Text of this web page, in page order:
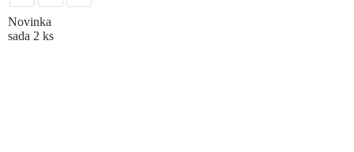
Novinka
sada 2 ks